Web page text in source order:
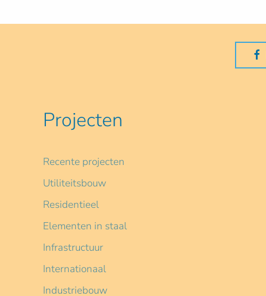
Projecten
Recente projecten
Utiliteitsbouw
Residentieel
Elementen in staal
Infrastructuur
Internationaal
Industriebouw